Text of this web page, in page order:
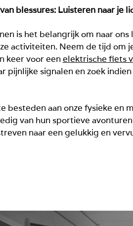
blessures: Luisteren naar je
is het belangrijk om naar
activiteiten. Neem de tijd om
keer voor eenelektrische fiets
pijnlijke signalen en zoek
besteden aan onze fysieke en
van hun sportieve
naar een gelukkig en